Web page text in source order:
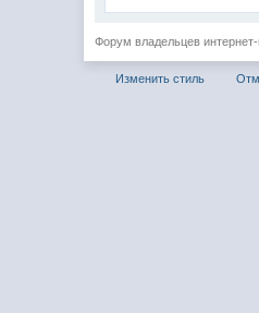
Форум владельцев
Изменить стиль